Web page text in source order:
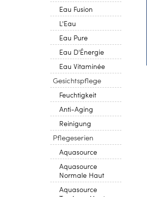
Eau Fusion
L'Eau
Eau Pure
Eau D'Énergie
Eau Vitaminée
Gesichtspflege
Feuchtigkeit
Anti-Aging
Reinigung
Pflegeserien
Aquasource
Aquasource
Normale Haut
Aquasource